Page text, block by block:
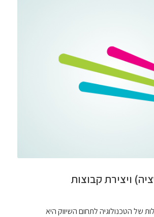
ויצירת קבוצות
של הטכנולוגיה לתחום השיווק היא